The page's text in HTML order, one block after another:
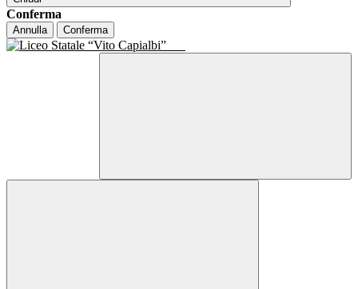
Conferma
Annulla Conferma